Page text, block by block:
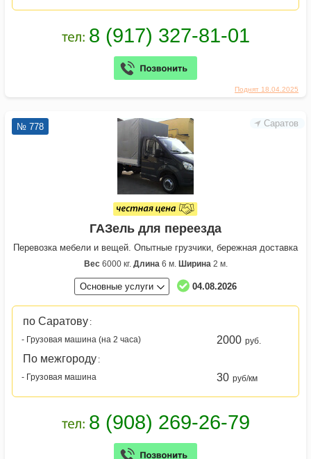
Поднят 18.04.2025
Саратов
№ 778
ГАЗель для переезда
Перевозка мебели и вещей. Опытные грузчики, бережная доставка
Вес6000 кг. Длина 6 м. Ширина 2 м.
Основные услуги 04.08.2026
по Саратову :
- Грузовая машина (на 2 часа)
2000 руб.
По межгороду :
- Грузовая машина
30 руб/км